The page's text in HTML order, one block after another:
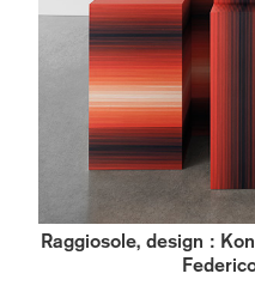
Raggiosole, design :